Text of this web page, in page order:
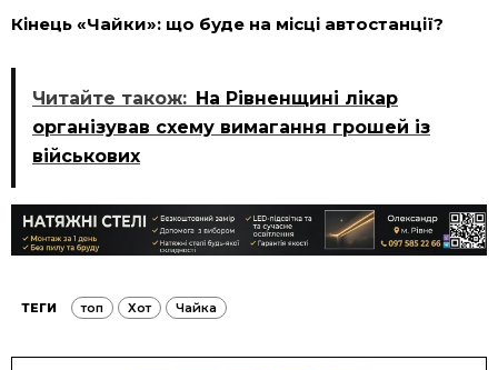
Кінець «Чайки»: що буде на місці автостанції?
Читайте також: На Рівненщині лікар
організував схему вимагання грошей із
військових
ТЕГИ топ Хот Чайка